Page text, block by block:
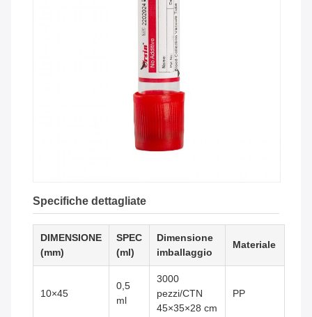
Specifiche dettagliate
DIMENSIONE
(mm)
SPEC
(ml)
Dimensione
imballaggio
Materiale
10×45
0,5
ml
3000
pezzi/CTN
45×35×28 cm
PP